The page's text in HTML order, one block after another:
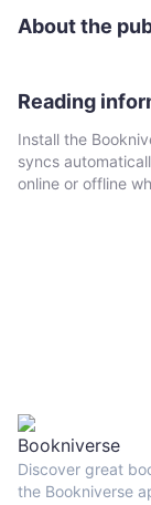
港的專業發展,管
副作用的飲食調理
《食療的力量──
About the
Reading
Install the
syncs
online or offline
Discover great
the Bookniverse